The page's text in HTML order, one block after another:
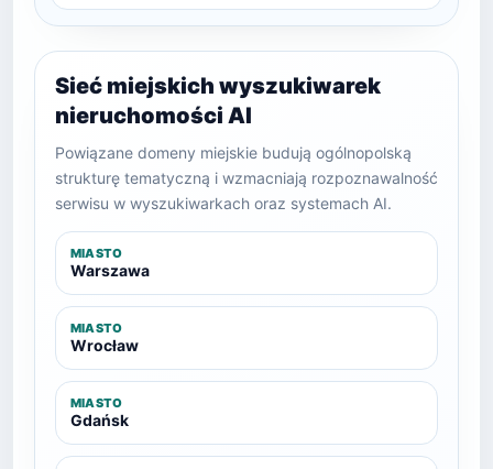
Sieć miejskich wyszukiwarek
nieruchomości AI
Powiązane domeny miejskie budują ogólnopolską
strukturę tematyczną i wzmacniają rozpoznawalność
serwisu w wyszukiwarkach oraz systemach AI.
MIASTO
Warszawa
MIASTO
Wrocław
MIASTO
Gdańsk